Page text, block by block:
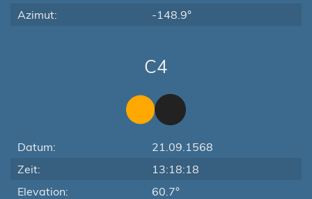
Azimut:
-148.9°
C4
Datum:
21.09.1568
Zeit:
13:18:18
Elevation:
60.7°